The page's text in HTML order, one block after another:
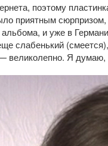
поэтому
приятным
и уже в
слабенький
великолепно. Я думаю,